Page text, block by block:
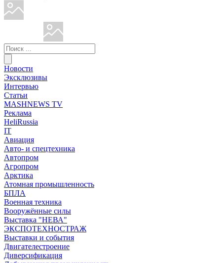
Новости
Эксклюзивы
Интервью
Статьи
MASHNEWS TV
Реклама
HeliRussia
IT
Авиация
Авто- и спецтехника
Автопром
Агропром
Арктика
Атомная промышленность
БПЛА
Военная техника
Вооружённые силы
Выставка "НЕВА"
ЭКСПОТЕХНОСТРАЖ
Выставки и события
Двигателестроение
Диверсификация